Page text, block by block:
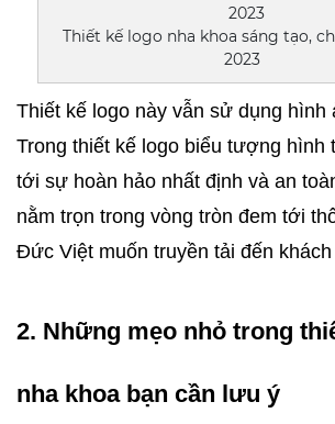
Thiết kế logo nha khoa sáng tạo,
2023
Thiết kế logo này vẫn sử dụng hình
Trong thiết kế logo biểu tượng hình
tới sự hoàn hảo nhất định và an
nằm trọn trong vòng tròn đem tới
Đức Việt muốn truyền tải đến khách
2. Những mẹo nhỏ trong
nha khoa bạn cần lưu ý